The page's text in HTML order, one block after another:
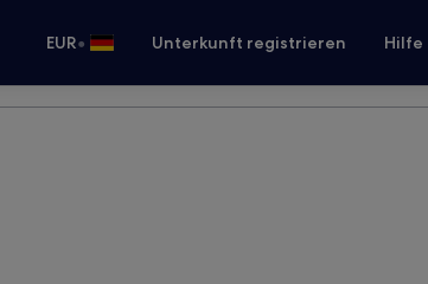
EUR• Unterkunft registrieren Hilfe